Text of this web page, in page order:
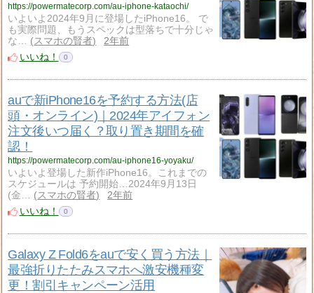
https://powermatecorp.com/au-iphone-kataochi/
いよいよ2024年9月に登場したiPhone16。 で
も実際問題、もうスペックは型落ちで十分じゃ
な…
スマホの賢者
2年前
いいね！
0
auで新iPhone16を予約する方法(店
頭・オンライン)｜2024年アイフォン
注文後いつ届く？取り置き期間を確
認！
https://powermatecorp.com/au-iphone16-yoyaku/
いよいよ登場した新作iPhone16。これまでの
スケジュールは 予約開始…2024年9月13日
(金…
スマホの賢者
2年前
いいね！
0
Galaxy Z Fold6をauで安く買う方法｜
最強折りたたみスマホへ激安機種変
更！割引キャンペーン活用